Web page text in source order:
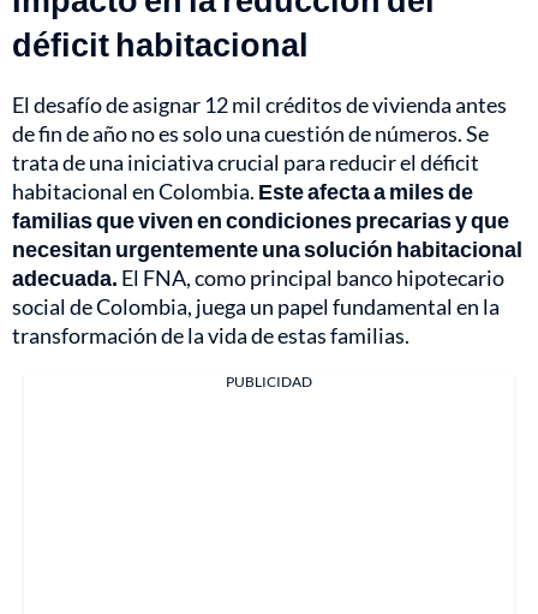
déficit habitacional
El desafío de asignar 12 mil créditos de vivienda antes
de fin de año no es solo una cuestión de números. Se
trata de una iniciativa crucial para reducir el déficit
habitacional en Colombia. Este afecta a miles de
familias que viven en condiciones precarias y que
necesitan urgentemente una solución habitacional
adecuada. El FNA, como principal banco hipotecario
social de Colombia, juega un papel fundamental en la
transformación de la vida de estas familias.
PUBLICIDAD